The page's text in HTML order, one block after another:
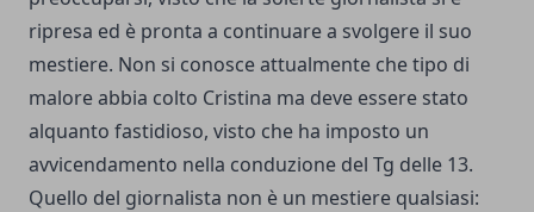
ripresa ed è pronta a continuare a svolgere il suo
mestiere. Non si conosce attualmente che tipo di
malore abbia colto Cristina ma deve essere stato
alquanto fastidioso, visto che ha imposto un
avvicendamento nella conduzione del Tg delle 13.
Quello del giornalista non è un mestiere qualsiasi: